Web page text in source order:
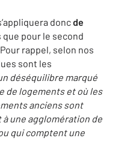
doncde
que pour le second
Pour rappel, selon nos
sont les
déséquilibre marqué
de logements et où les
anciens sont
une agglomération de
qui comptent une